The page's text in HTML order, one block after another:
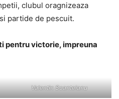
clubul oragnizeaza
partide de pescuit.
pentru victorie, impreuna
Valentin Scanteianu